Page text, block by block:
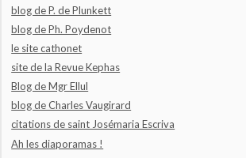
blog de P. de Plunkett
blog de Ph. Poydenot
le site cathonet
site de la Revue Kephas
Blog de Mgr Ellul
blog de Charles Vaugirard
citations de saint Josémaria Escriva
Ah les diaporamas !